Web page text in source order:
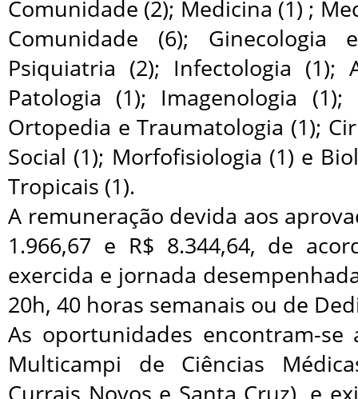
Comunidade (2); Medicina (1) ;
Comunidade (6); Ginecologia
Psiquiatria (2); Infectologia (1);
Patologia (1); Imagenologia (1);
Ortopedia e Traumatologia (1);
Social (1); Morfofisiologia (1) e
Tropicais (1).
A remuneração devida aos
1.966,67 e R$ 8.344,64, de
exercida e jornada
20h, 40 horas semanais ou de
As oportunidades encontram-se
Multicampi de Ciências
Currais Novos e Santa Cruz), e